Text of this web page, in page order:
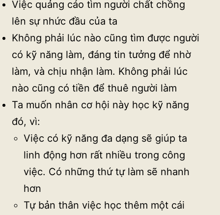
Việc quảng cáo tìm người chất chồng
lên sự nhức đầu của ta
Không phải lúc nào cũng tìm được người
có kỹ năng làm, đáng tin tưởng để nhờ
làm, và chịu nhận làm. Không phải lúc
nào cũng có tiền để thuê người làm
Ta muốn nhân cơ hội này học kỹ năng
đó, vì:
Việc có kỹ năng đa dạng sẽ giúp ta
linh động hơn rất nhiều trong công
việc. Có những thứ tự làm sẽ nhanh
hơn
Tự bản thân việc học thêm một cái